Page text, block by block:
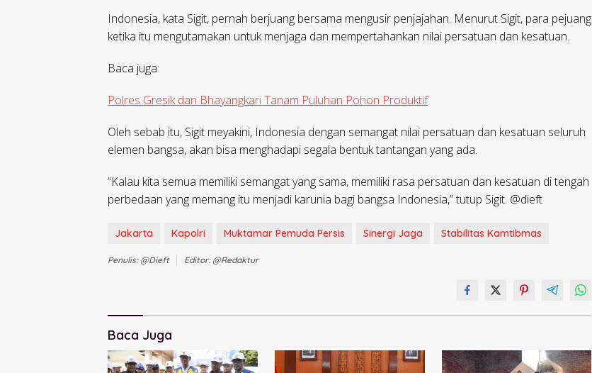
Indonesia, kata Sigit, pernah berjuang bersama mengusir penjajahan. Menurut Sigit, para pejuang
ketika itu mengutamakan untuk menjaga dan mempertahankan nilai persatuan dan kesatuan.
Baca juga:
Polres Gresik dan Bhayangkari Tanam Puluhan Pohon Produktif
Oleh sebab itu, Sigit meyakini, Indonesia dengan semangat nilai persatuan dan kesatuan seluruh
elemen bangsa, akan bisa menghadapi segala bentuk tantangan yang ada.
“Kalau kita semua memiliki semangat yang sama, memiliki rasa persatuan dan kesatuan di tengah
perbedaan yang memang itu menjadi karunia bagi bangsa Indonesia,” tutup Sigit. @dieft
Jakarta Kapolri Muktamar Pemuda Persis Sinergi Jaga Stabilitas Kamtibmas
Penulis: @dieft Editor: @redaktur
Baca Juga